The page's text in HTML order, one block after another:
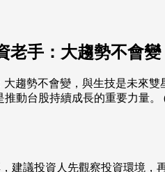
老手：大趨勢不會
動台股持續成長的重要力量。
建議投資人先觀察投資環境，